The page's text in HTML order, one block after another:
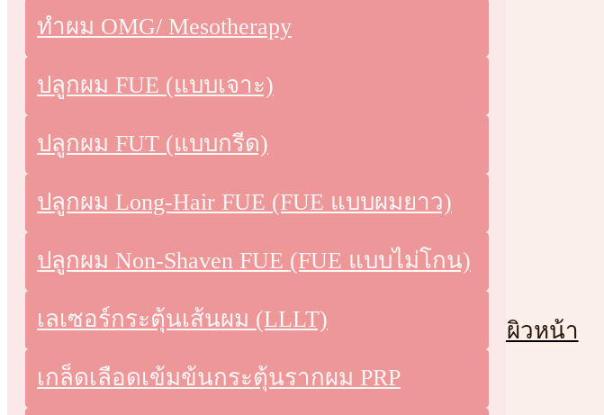
ปลูกคิ้ว
ปลูกหนวด ปลูกเครา
ปลูกผมแบบไม่ต้องผ่าตัด
เกล็ดเลือดเข้มข้นกระตุ้นรากผม PRP
เลเซอร์กระตุ้นเส้นผม (LLLT)
ทรีทเมนต์
ทําผม OMG/ Mesotherapy
UltraformerMPT นวัตกรรมยกกระชับผิวหน้า
การผ่าตัด
ทําผม OMG/ Mesotherapy
ปลูกผม FUE (แบบเจาะ)
ปลูกผม FUT (แบบกรีด)
ปลูกผม Long-Hair FUE (FUE แบบผมยาว)
ปลูกผม Non-Shaven FUE (FUE แบบไม่โกน)
เลเซอร์กระตุ้นเส้นผม (LLLT)
เกล็ดเลือดเข้มข้นกระตุ้นรากผม PRP